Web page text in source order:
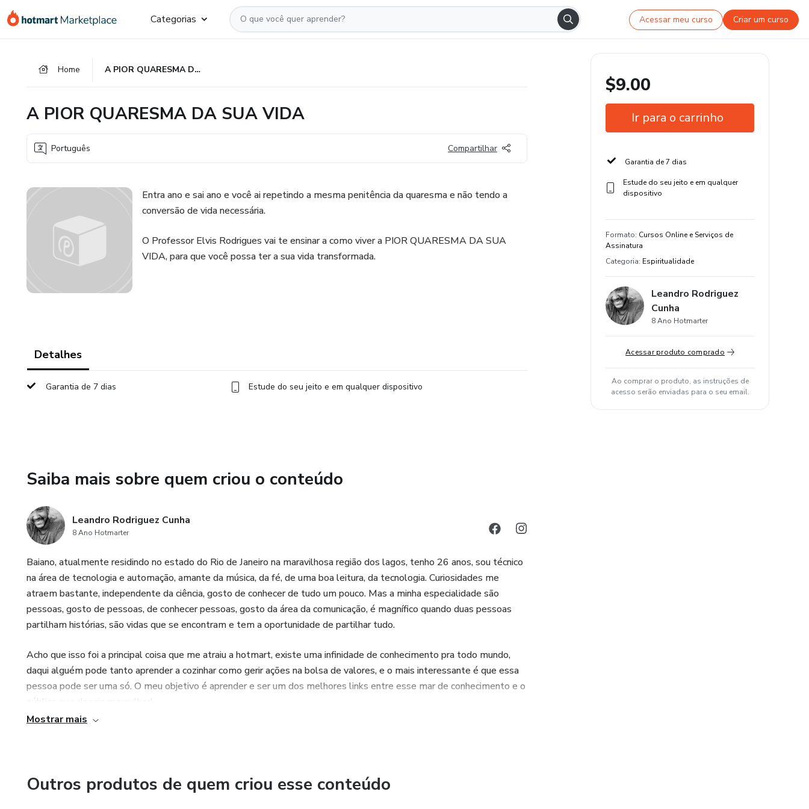
para
para
para
Categorias Acessar meu curso Criar um curso
Home A PIOR QUARESMA DA SUA VIDA
A PIOR QUARESMA DA SUA VIDA
Português Compartilhar
Entra ano e sai ano e você ai repetindo a mesma penitência da quaresma e não tendo a
conversão de vida necessária.
O Professor Elvis Rodrigues vai te ensinar a como viver a PIOR QUARESMA DA SUA
VIDA, para que você possa ter a sua vida transformada.
Detalhes
Garantia de 7 dias Estude do seu jeito e em qualquer dispositivo
Saiba mais sobre quem criou o conteúdo
Leandro Rodriguez Cunha
8 Ano Hotmarter
Baiano, atualmente residindo no estado do Rio de Janeiro na maravilhosa região dos lagos, tenho 26 anos, sou técnico
na área de tecnologia e automação, amante da música, da fé, de uma boa leitura, da tecnologia. Curiosidades me
atraem bastante, independente da ciência, gosto de conhecer de tudo um pouco. Mas a minha especialidade são
pessoas, gosto de pessoas, de conhecer pessoas, gosto da área da comunicação, é magnífico quando duas pessoas
partilham histórias, são vidas que se encontram e tem a oportunidade de partilhar tudo.
Acho que isso foi a principal coisa que me atraiu a hotmart, existe uma infinidade de conhecimento pra todo mundo,
daqui alguém pode tanto aprender a cozinhar como gerir ações na bolsa de valores, e o mais interessante é que essa
pessoa pode ser uma só. O meu objetivo é aprender e ser um dos melhores links entre esse mar de conhecimento e o
público que deseja mergulhar!
Mostrar mais
Outros produtos de quem criou esse conteúdo
$9.00
Ir para o carrinho
Garantia de 7 dias
Estude do seu jeito e em qualquer
dispositivo
Formato: Cursos Online e Serviços de
Assinatura
Categoria: Espiritualidade
Leandro Rodriguez
Cunha
8 Ano Hotmarter
Acessar produto comprado
Ao comprar o produto, as instruções de
acesso serão enviadas para o seu email.